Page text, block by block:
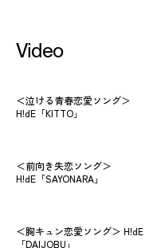
Video
＜泣ける青春恋愛ソング＞
H!dE「KITTO」
＜前向き失恋ソング＞
H!dE「SAYONARA」
＜胸キュン恋愛ソング＞ H!dE
「DAIJOBU」